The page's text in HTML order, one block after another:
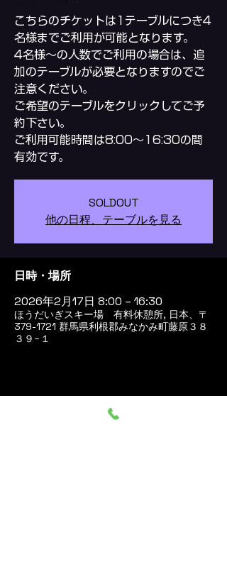
こちらのチケットは1テーブルにつき4
名様までご利用が可能となります。
4名様～の人数でご利用の場合は、追
加のテーブルが必要となりますのでご
注意ください。
ご希望のテーブルをクリックしてご予
約下さい。
ご利用可能時間は8:00～16:30の間
SOLDOUT
他の日程、テーブルを見る
日時・場所
2026年2月17日 8:00 – 16:30
ほうだいぎスキー場 有料休憩所, 日本、〒
379-1721 群馬県利根郡みなかみ町藤原３８
３９−１
このイベントをシェア